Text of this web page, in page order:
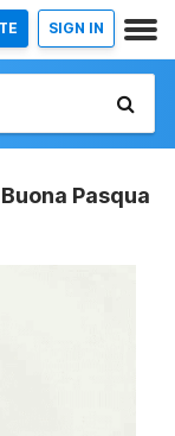
SIGN IN
Pasqua